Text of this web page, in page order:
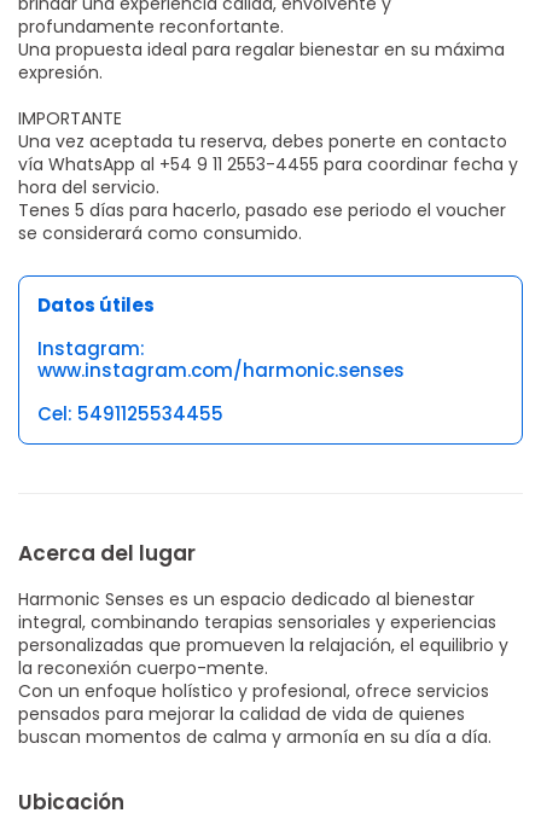
profundamente reconfortante.
Una propuesta ideal para regalar bienestar en su máxima
expresión.
IMPORTANTE
Una vez aceptada tu reserva, debes ponerte en contacto
vía WhatsApp al +54 9 11 2553-4455 para coordinar fecha y
hora del servicio.
Tenes 5 días para hacerlo, pasado ese periodo el voucher
se considerará como consumido.
Datos útiles
Instagram:
www.instagram.com/harmonic.senses
Cel: 5491125534455
Acerca del lugar
Harmonic Senses es un espacio dedicado al bienestar
integral, combinando terapias sensoriales y experiencias
personalizadas que promueven la relajación, el equilibrio y
la reconexión cuerpo-mente.
Con un enfoque holístico y profesional, ofrece servicios
pensados para mejorar la calidad de vida de quienes
buscan momentos de calma y armonía en su día a día.
Ubicación